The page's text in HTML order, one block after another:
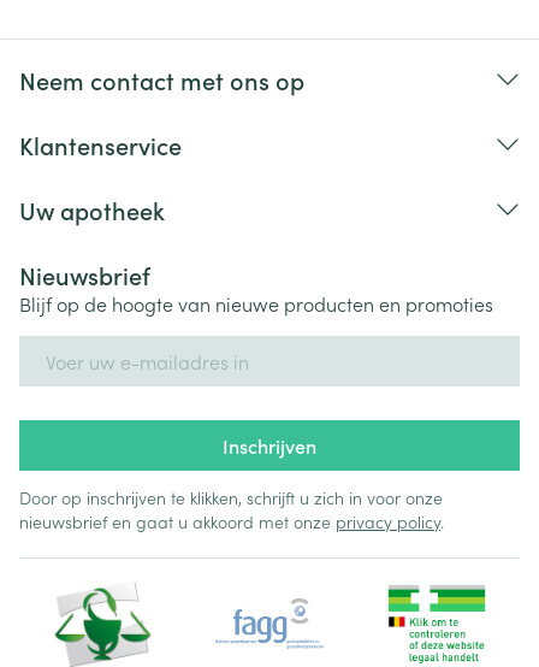
Neem contact met ons op
Klantenservice
Uw apotheek
Nieuwsbrief
Blijf op de hoogte van nieuwe producten en promoties
Inschrijven
Door op inschrijven te klikken, schrijft u zich in voor onze
nieuwsbrief en gaat u akkoord met onze privacy policy.